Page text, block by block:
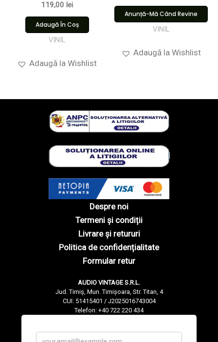
119,00 lei
Adaugă În Coș
VINIL
Adaugă la Wishlist
Anunță-Mă Când Revine
VINIL
Adaugă la Wishlist
Despre noi
Termeni și condiții
Livrare și retururi
Politica de confidențialitate
Formular retur
AUDIO VINTAGE S.R.L.
Jud. Timiș, Mun. Timișoara, Str. Titan, 4
CUI: 51415401 / J2025016743004
Telefon: +40 722 220 434